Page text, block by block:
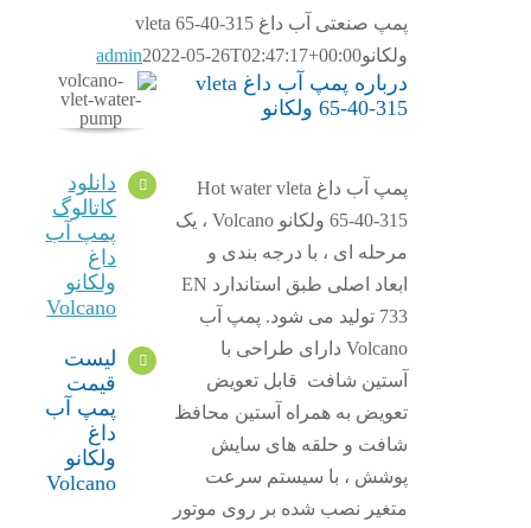
پمپ صنعتی آب داغ vleta 65-40-315
admin2022-05-26T02:47:17+00:00
درباره پمپ آب داغ vleta
65-40-315 ولکانو
پمپ آب داغ Hot water vleta
65-40-315 ولکانو Volcano ، یک
مرحله ای ، با درجه بندی و
ابعاد اصلی طبق استاندارد EN
733 تولید می شود. پمپ آب
Volcano دارای طراحی با
آستین شافت قابل تعویض
تعویض به همراه آستین محافظ
شافت و حلقه های سایش
پوشش ، با سیستم سرعت
متغیر نصب شده بر روی موتور
دانلود
کاتالوگ
پمپ آب
Volcano
لیست
پمپ آب
Volcano